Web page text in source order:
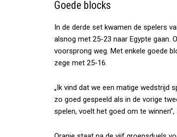
Goede blocks
In de derde set kwamen de spelers
alsnog met 25-23 naar Egypte gaan.
voorsprong weg. Met enkele goede
zege met 25-16.
„Ik vind dat we een matige wedstrijd
zo goed gespeeld als in de vorige
spelen, voelt het goed om te winnen”,